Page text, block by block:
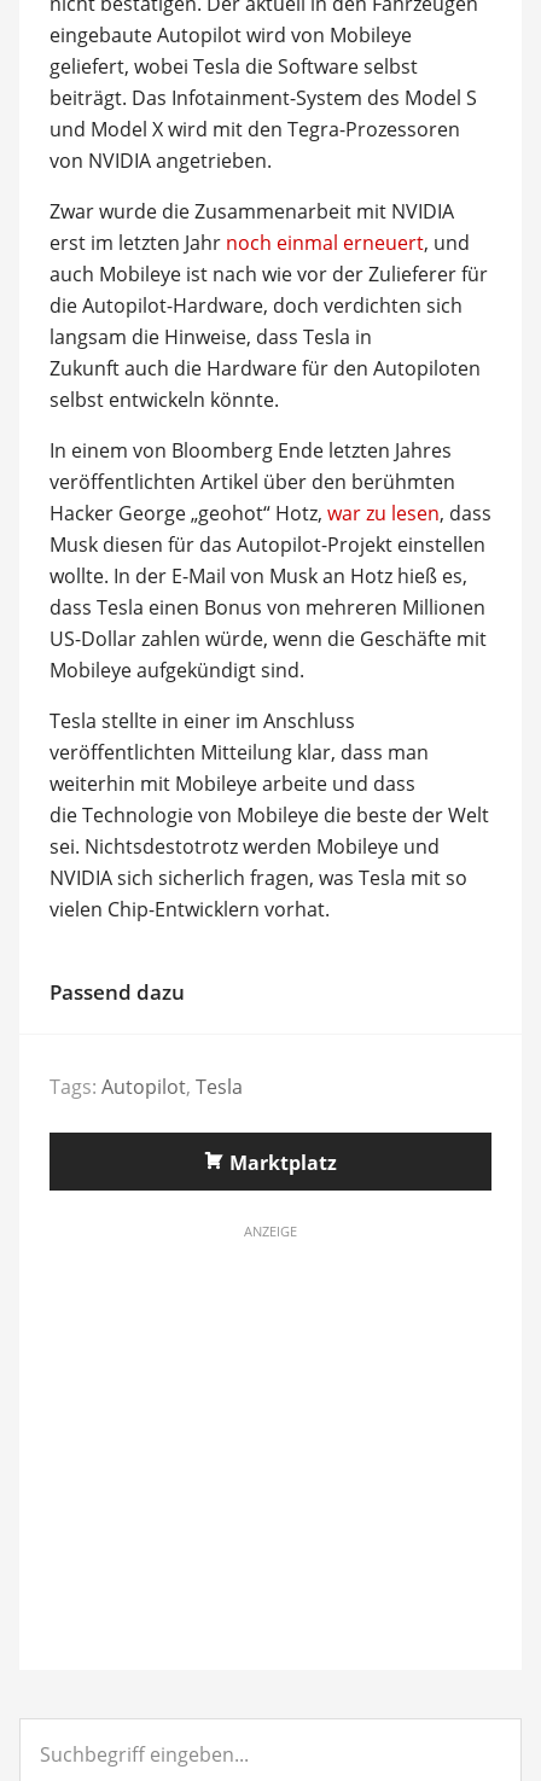
eingebaute Autopilot wird von Mobileye
geliefert, wobei Tesla die Software selbst
beiträgt. Das Infotainment-System des Model S
und Model X wird mit den Tegra-Prozessoren
von NVIDIA angetrieben.
Zwar wurde die Zusammenarbeit mit NVIDIA
erst im letzten Jahr noch einmal erneuert, und
auch Mobileye ist nach wie vor der Zulieferer für
die Autopilot-Hardware, doch verdichten sich
langsam die Hinweise, dass Tesla in
Zukunft auch die Hardware für den Autopiloten
selbst entwickeln könnte.
In einem von Bloomberg Ende letzten Jahres
veröffentlichten Artikel über den berühmten
Hacker George „geohot“ Hotz, war zu lesen, dass
Musk diesen für das Autopilot-Projekt einstellen
wollte. In der E-Mail von Musk an Hotz hieß es,
dass Tesla einen Bonus von mehreren Millionen
US-Dollar zahlen würde, wenn die Geschäfte mit
Mobileye aufgekündigt sind.
Tesla stellte in einer im Anschluss
veröffentlichten Mitteilung klar, dass man
weiterhin mit Mobileye arbeite und dass
die Technologie von Mobileye die beste der Welt
sei. Nichtsdestotrotz werden Mobileye und
NVIDIA sich sicherlich fragen, was Tesla mit so
vielen Chip-Entwicklern vorhat.
Passend dazu
Tags: Autopilot, Tesla
Marktplatz
ANZEIGE
eingeben...